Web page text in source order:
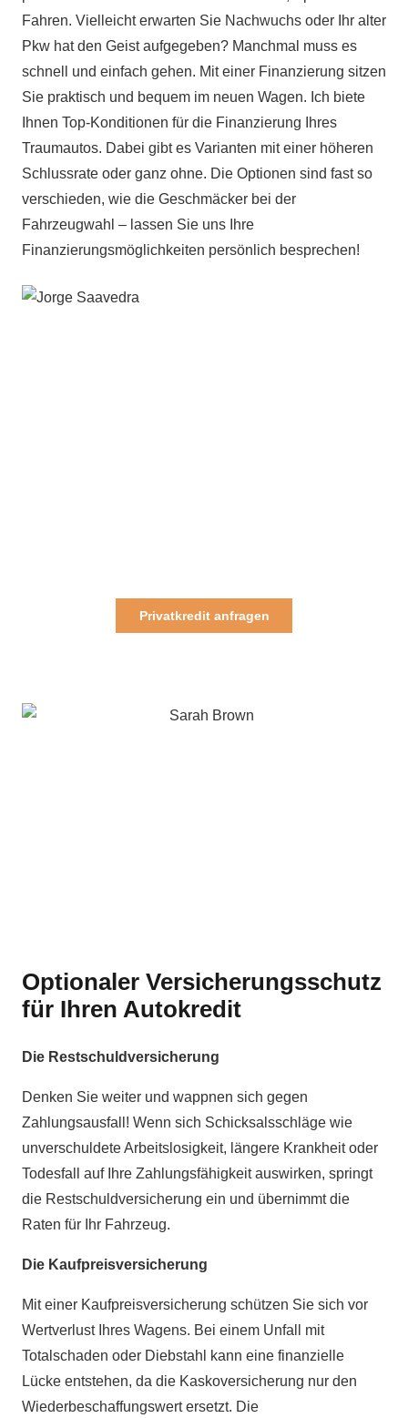
Fahren. Vielleicht erwarten Sie Nachwuchs oder Ihr alter
Pkw hat den Geist aufgegeben? Manchmal muss es
schnell und einfach gehen. Mit einer Finanzierung sitzen
Sie praktisch und bequem im neuen Wagen. Ich biete
Ihnen Top-Konditionen für die Finanzierung Ihres
Traumautos. Dabei gibt es Varianten mit einer höheren
Schlussrate oder ganz ohne. Die Optionen sind fast so
verschieden, wie die Geschmäcker bei der
Fahrzeugwahl – lassen Sie uns Ihre
Finanzierungsmöglichkeiten persönlich besprechen!
Privatkredit anfragen
Optionaler Versicherungsschutz
für Ihren Autokredit
Die Restschuldversicherung
Denken Sie weiter und wappnen sich gegen
Zahlungsausfall! Wenn sich Schicksalsschläge wie
unverschuldete Arbeitslosigkeit, längere Krankheit oder
Todesfall auf Ihre Zahlungsfähigkeit auswirken, springt
die Restschuldversicherung ein und übernimmt die
Raten für Ihr Fahrzeug.
Die Kaufpreisversicherung
Mit einer Kaufpreisversicherung schützen Sie sich vor
Wertverlust Ihres Wagens. Bei einem Unfall mit
Totalschaden oder Diebstahl kann eine finanzielle
Lücke entstehen, da die Kaskoversicherung nur den
Wiederbeschaffungswert ersetzt. Die